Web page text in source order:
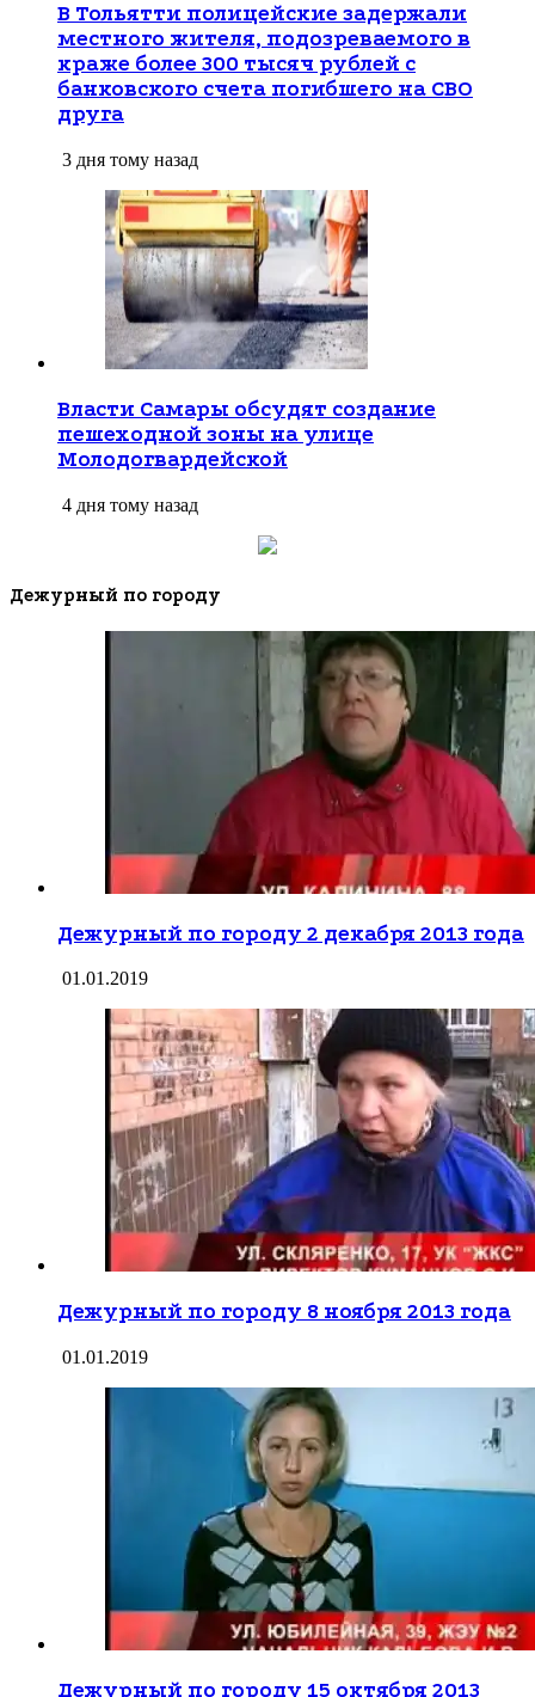
В Тольятти полицейские задержали
местного жителя, подозреваемого в
краже более 300 тысяч рублей с
банковского счета погибшего на СВО
друга
3 дня тому назад
Власти Самары обсудят создание
пешеходной зоны на улице
Молодогвардейской
4 дня тому назад
Дежурный по городу
Дежурный по городу 2 декабря 2013 года
01.01.2019
Дежурный по городу 8 ноября 2013 года
01.01.2019
Дежурный по городу 15 октября 2013